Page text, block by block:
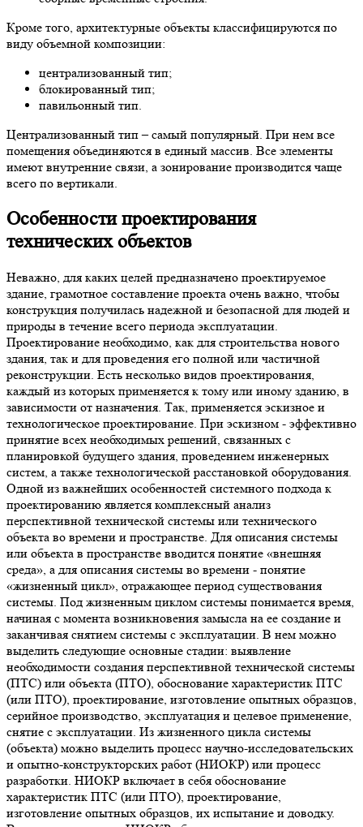
Кроме того, архитектурные объекты классифицируются по
виду объемной композиции:
централизованный тип;
блокированный тип;
павильонный тип.
Централизованный тип – самый популярный. При нем все
помещения объединяются в единый массив. Все элементы
имеют внутренние связи, а зонирование производится чаще
всего по вертикали.
Особенностипроектирования
технических объектов
Неважно, для каких целей предназначено проектируемое
здание, грамотное составление проекта очень важно, чтобы
конструкция получилась надежной и безопасной для людей и
природы в течение всего периода эксплуатации.
Проектирование необходимо, как для строительства нового
здания, так и для проведения его полной или частичной
реконструкции. Есть несколько видов проектирования,
каждый из которых применяется к тому или иному зданию, в
зависимости от назначения. Так, применяется эскизное и
технологическое проектирование. При эскизном - эффективно
принятие всех необходимых решений, связанных с
планировкой будущего здания, проведением инженерных
систем, а также технологической расстановкой оборудования.
Одной из важнейших особенностей системного подхода к
проектированию является комплексный анализ
перспективной технической системы или технического
объекта во времени и пространстве. Для описания системы
или объекта в пространстве вводится понятие «внешняя
среда», а для описания системы во времени - понятие
«жизненный цикл», отражающее период существования
системы. Под жизненным циклом системы понимается время,
начиная с момента возникновения замысла на ее создание и
заканчивая снятием системы с эксплуатации. В нем можно
выделить следующие основные стадии: выявление
необходимости создания перспективной технической системы
(ПТС) или объекта (ПТО), обоснование характеристик ПТС
(или ПТО), проектирование, изготовление опытных образцов,
серийное производство, эксплуатация и целевое применение,
снятие с эксплуатации. Из жизненного цикла системы
(объекта) можно выделить процесс научно-исследовательских
и опытно-конструкторских работ (НИОКР) или процесс
разработки. НИОКР включает в себя обоснование
характеристик ПТС (или ПТО), проектирование,
изготовление опытных образцов, их испытание и доводку.